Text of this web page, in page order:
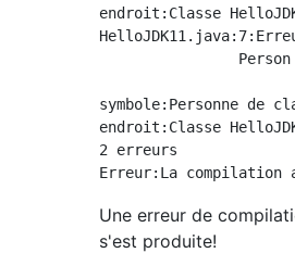
endroit:Classe
symbole:Personne de
endroit:Classe
2 erreurs
Une erreur de
s'est produite!